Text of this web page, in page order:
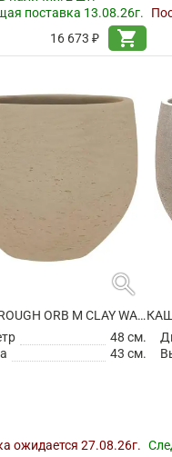
поставка 13.08.26г.
16 673 ₽
shopping_cart
search
КАШПО ROUGH ORB M CLAY WASHED
48 см.
43 см.
ожидается 27.08.26г.